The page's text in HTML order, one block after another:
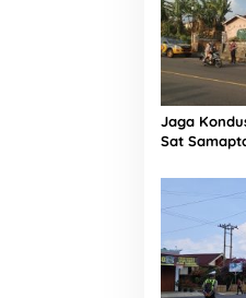
Jaga
Sat
Rawan 3C